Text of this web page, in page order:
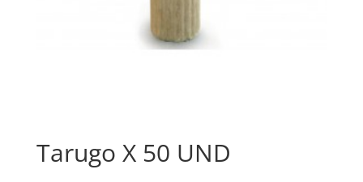
Tarugo X 50 UND